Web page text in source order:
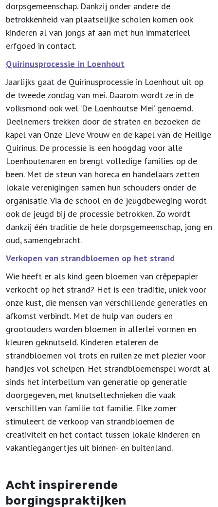
dorpsgemeenschap. Dankzij onder andere de
betrokkenheid van plaatselijke scholen komen ook
kinderen al van jongs af aan met hun immaterieel
erfgoed in contact.
Quirinusprocessie in Loenhout
Jaarlijks gaat de Quirinusprocessie in Loenhout uit op
de tweede zondag van mei. Daarom wordt ze in de
volksmond ook wel ‘De Loenhoutse Mei’ genoemd.
Deelnemers trekken door de straten en bezoeken de
kapel van Onze Lieve Vrouw en de kapel van de Heilige
Quirinus. De processie is een hoogdag voor alle
Loenhoutenaren en brengt volledige families op de
been. Met de steun van horeca en handelaars zetten
lokale verenigingen samen hun schouders onder de
organisatie. Via de school en de jeugdbeweging wordt
ook de jeugd bij de processie betrokken. Zo wordt
dankzij één traditie de hele dorpsgemeenschap, jong en
oud, samengebracht.
Verkopen van strandbloemen op het strand
Wie heeft er als kind geen bloemen van crêpepapier
verkocht op het strand? Het is een traditie, uniek voor
onze kust, die mensen van verschillende generaties en
afkomst verbindt. Met de hulp van ouders en
grootouders worden bloemen in allerlei vormen en
kleuren geknutseld. Kinderen etaleren de
strandbloemen vol trots en ruilen ze met plezier voor
handjes vol schelpen. Het strandbloemenspel wordt al
sinds het interbellum van generatie op generatie
doorgegeven, met knutseltechnieken die vaak
verschillen van familie tot familie. Elke zomer
stimuleert de verkoop van strandbloemen de
creativiteit en het contact tussen lokale kinderen en
vakantiegangertjes uit binnen- en buitenland.
Acht inspirerende
borgingspraktijken